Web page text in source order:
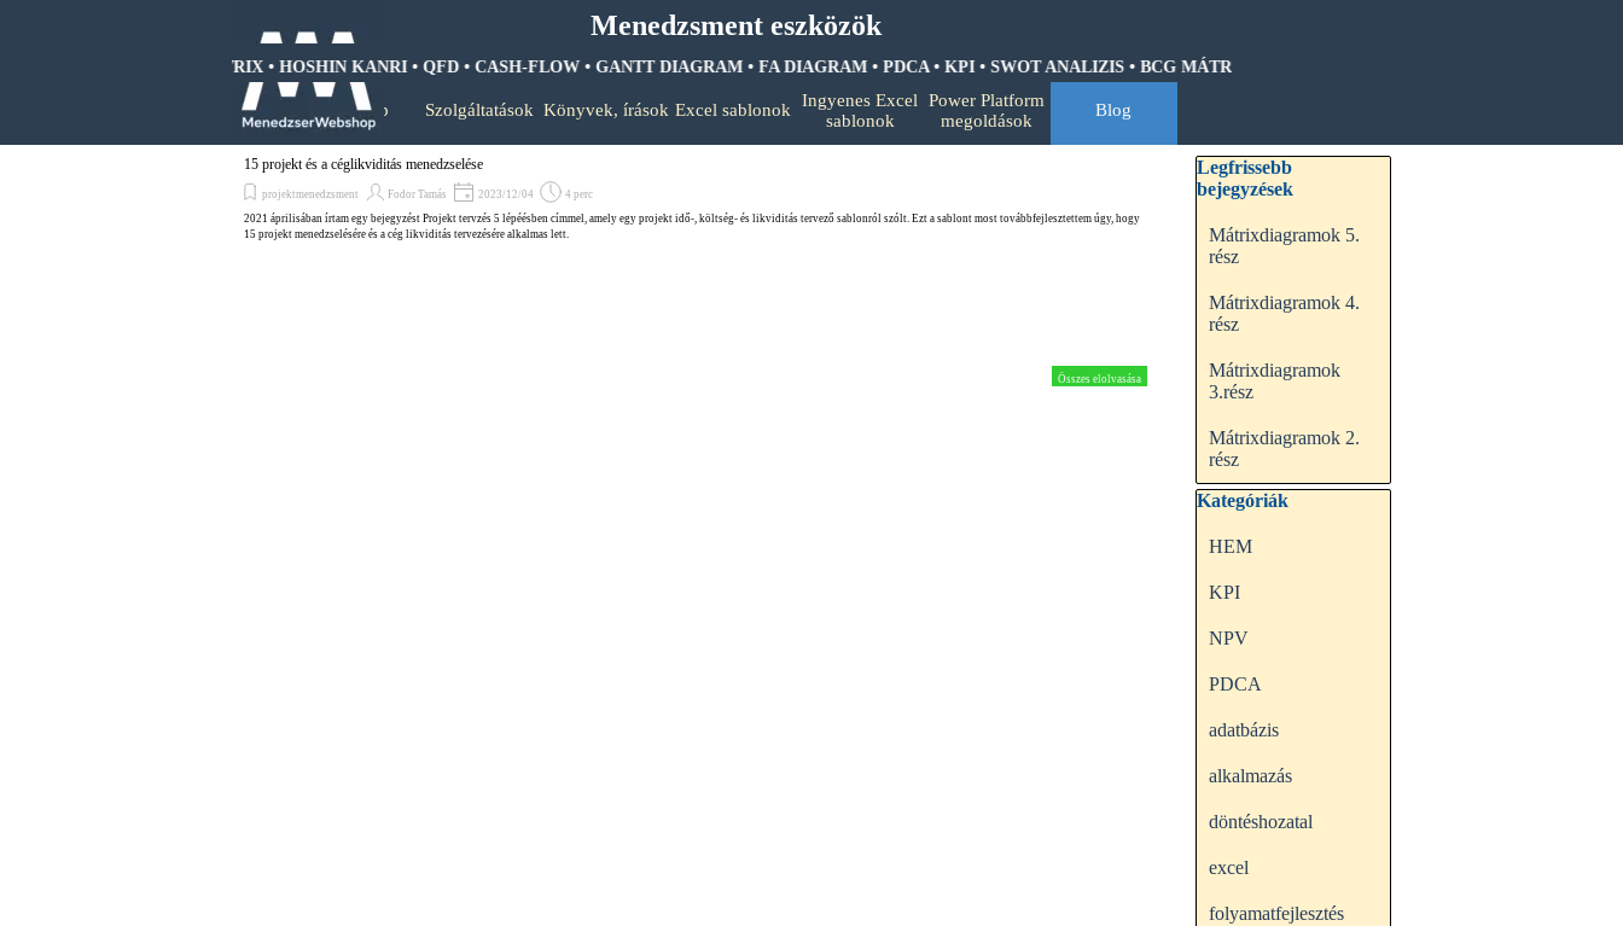
Menedzsment eszközök
ANALIZIS • BCG MÁTRIX • HOSHIN KANRI • QFD • CASH-FLOW • GANTT DIAGRAM • FA DIAGRAM • PDCA • KPI • SWOT ANALIZIS • BCG MÁTRIX • HOSHIN KANRI • QFD • CASH-FLOW • GANTT
Kezdőlap
Szolgáltatások Könyvek, írások ▼
Excel sablonok ▼
Ingyenes Excel
sablonok
▼
Power Platform
megoldások
▼
Blog
15 projekt és a céglikviditás menedzselése
projektmenedzsment Fodor Tamás 2023/12/04
4 perc
2021 áprilisában írtam egy bejegyzést Projekt tervzés 5 lépéésben címmel, amely egy projekt idő-, költség- és likviditás tervező sablonról szólt. Ezt a sablont most továbbfejlesztettem úgy, hogy
15 projekt menedzselésére és a cég likviditás tervezésére alkalmas lett.
Összes elolvasása
Kihagy blokk Legfrissebb bejegyzések
Legfrissebb
bejegyzések
Mátrixdiagramok 5.
rész
Mátrixdiagramok 4.
rész
Mátrixdiagramok
3.rész
Mátrixdiagramok 2.
rész
Kihagy blokk Kategóriák
Kategóriák
HEM
KPI
NPV
PDCA
adatbázis
alkalmazás
döntéshozatal
excel
folyamatfejlesztés